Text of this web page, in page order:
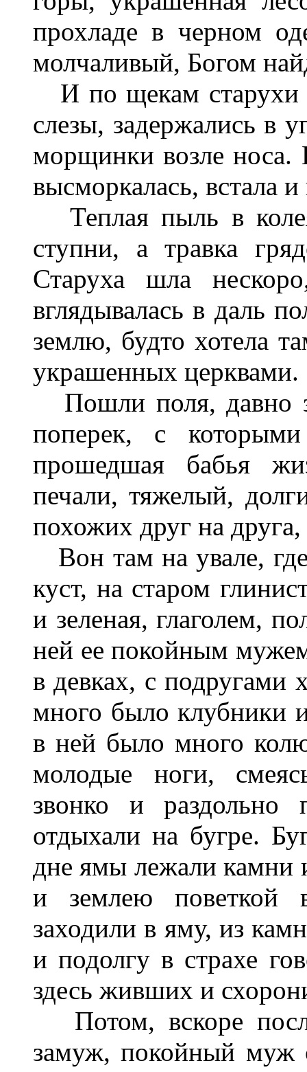
прохладе в черном
молчаливый, Богом
И по щекам старухи
слезы, задержались в
морщинки возле носа.
высморкалась, встала
Теплая пыль в
ступни, а травка
Старуха шла
вглядывалась в даль
землю, будто хотела
украшенных церквами.
Пошли поля, давно
поперек, с
прошедшая бабья
печали, тяжелый,
похожих друг на
Вон там на увале,
куст, на старом
и зеленая, глаголем,
ней ее покойным
в девках, с подругами
много было клубники
в ней было много
молодые ноги,
звонко и
отдыхали на бугре.
дне ямы лежали камни
и землею поветкой
заходили в яму, из
и подолгу в страхе
здесь живших и
Потом, вскоре
замуж, покойный муж